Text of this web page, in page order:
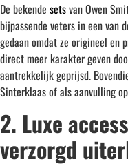
De bekende setsvan Owen
bijpassende veters in een van
gedaan omdat ze origineel en
direct meer karakter geven
aantrekkelijk geprijsd.
Sinterklaas of als aanvulling
2. Luxe
verzorgd